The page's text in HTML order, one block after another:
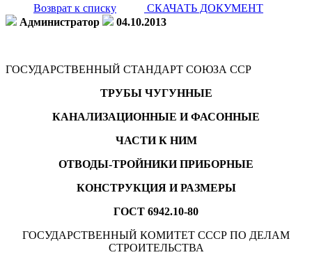
Возврат к списку
СКАЧАТЬ ДОКУМЕНТ
Администратор
04.10.2013
ГОСУДАРСТВЕННЫЙ СТАНДАРТ СОЮЗА ССР
ТРУБЫ ЧУГУННЫЕ
КАНАЛИЗАЦИОННЫЕ И ФАСОННЫЕ
ЧАСТИ К НИМ
ОТВОДЫ-ТРОЙНИКИ ПРИБОРНЫЕ
КОНСТРУКЦИЯ И РАЗМЕРЫ
ГОСТ 6942.10-80
ГОСУДАРСТВЕННЫЙ КОМИТЕТ СССР ПО ДЕЛАМ
СТРОИТЕЛЬСТВА